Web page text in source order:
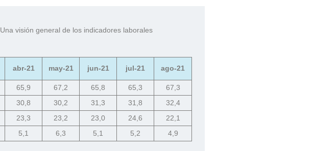
Una visión general de los indicadores laborales
abr-21 may-21 jun-21 jul-21 ago-21
65,9 67,2 65,8 65,3
67,3
30,8 30,2 31,3 31,8
32,4
23,3 23,2 23,0 24,6
22,1
5,1 6,3 5,1 5,2 4,9